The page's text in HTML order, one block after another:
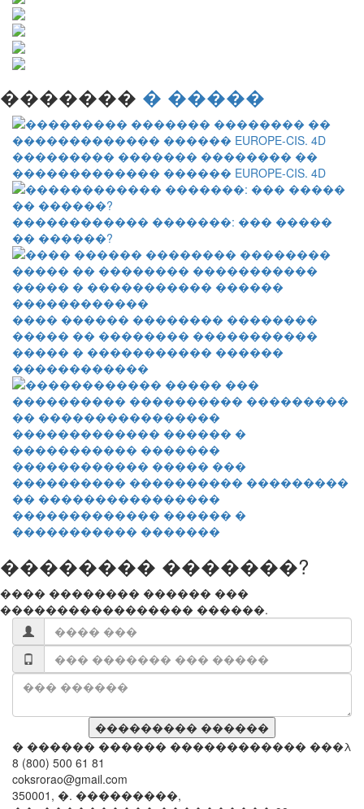
������� � �����
��������� ������� �������� ��
������������� ������ EUROPE-CIS. 4D
������������ �������: ��� �����
�� ������?
���� ������ �������� ��������
����� �� �������� �����������
����� � ����������� ������
������������
������������ ����� ���
���������� ���������� ���������
�� ����������������
������������� ������ �
����������� �������
�������� �������?
���� �������� ������ ���
����������������� ������.
� ������ ������ ������������ ���λ
8 (800) 500 61 81
coksrorao@gmail.com
350001, �. ���������,